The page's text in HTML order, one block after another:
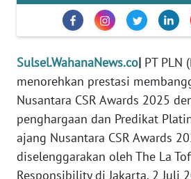
Sulsel.WahanaNews.co| PT PLN
menorehkan prestasi
Nusantara CSR Awards 2025
penghargaan dan Predikat
ajang Nusantara CSR Awards
diselenggarakan oleh The La
Responsibility di Jakarta, 2 Juli
DISCLAIMER
News
Regional
WN
SUMUT
WN